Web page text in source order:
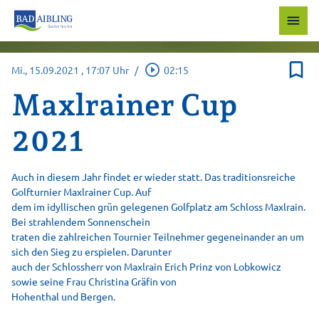
menu
Mi., 15.09.2021 , 17:07 Uhr / play_circle_outline 02:15 bookmark_border
Maxlrainer Cup
2021
Auch in diesem Jahr findet er wieder statt. Das traditionsreiche
Golfturnier Maxlrainer Cup. Auf
dem im idyllischen grün gelegenen Golfplatz am Schloss Maxlrain.
Bei strahlendem Sonnenschein
traten die zahlreichen Tournier Teilnehmer gegeneinander an um
sich den Sieg zu erspielen. Darunter
auch der Schlossherr von Maxlrain Erich Prinz von Lobkowicz
sowie seine Frau Christina Gräfin von
Hohenthal und Bergen.